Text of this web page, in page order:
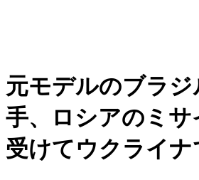
元モデルのブラジ
手、ロシアのミサ
受けてウクライナ